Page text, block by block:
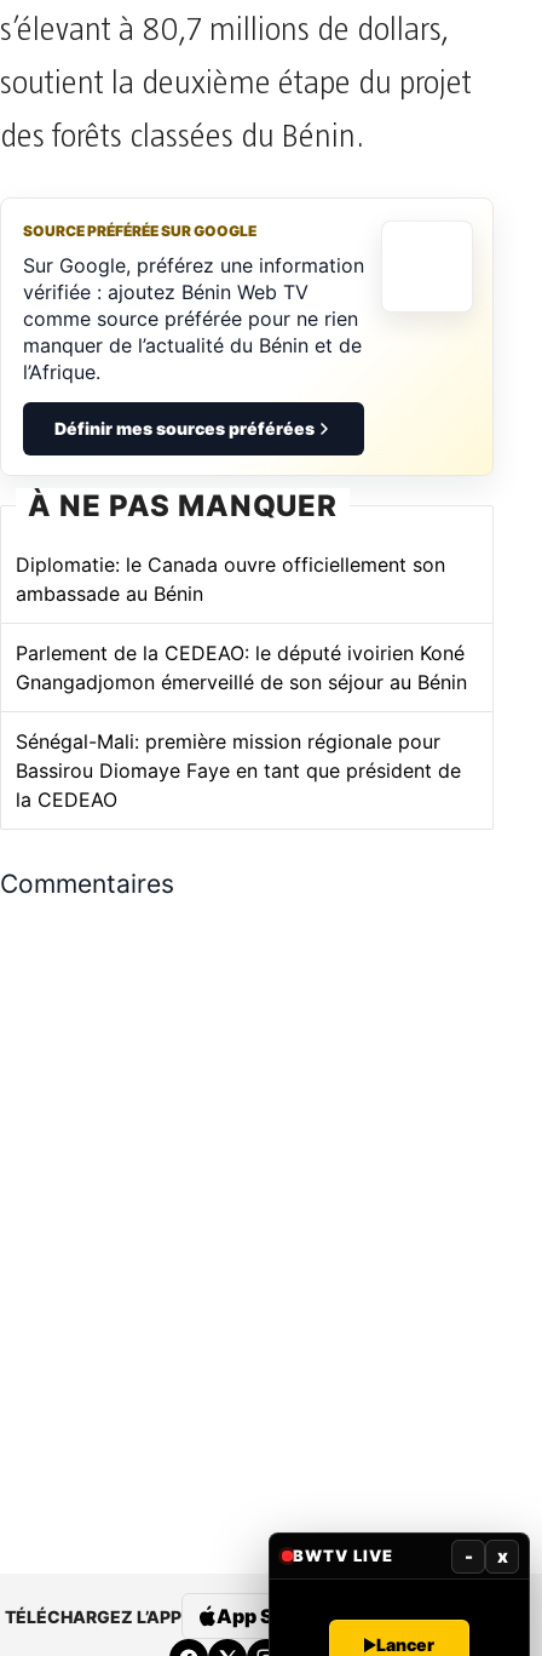
s’élevant à 80,7 millions de dollars,
soutient la deuxième étape du projet
des forêts classées du Bénin.
SOURCE PRÉFÉRÉE SUR GOOGLE
Sur Google, préférez une information
vérifiée : ajoutez Bénin Web TV
comme source préférée pour ne rien
manquer de l’actualité du Bénin et de
l’Afrique.
Définir mes sources préférées
À NE PAS MANQUER
Diplomatie: le Canada ouvre officiellement son
ambassade au Bénin
Parlement de la CEDEAO: le député ivoirien Koné
Gnangadjomon émerveillé de son séjour au Bénin
Sénégal-Mali: première mission régionale pour
Bassirou Diomaye Faye en tant que président de
la CEDEAO
Commentaires
TÉLÉCHARGEZ L’APP App Store Google Play
BWTV LIVE - x
Lancer